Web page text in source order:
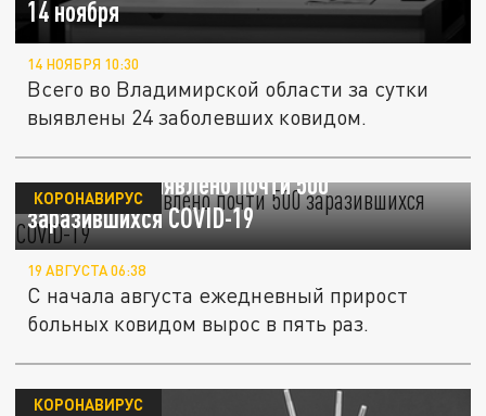
14 ноября
14 НОЯБРЯ 10:30
Всего во Владимирской области за сутки
выявлены 24 заболевших ковидом.
В Кузбассе выявлено почти 500
заразившихся COVID-19
КОРОНАВИРУС
19 АВГУСТА 06:38
С начала августа ежедневный прирост
больных ковидом вырос в пять раз.
КОРОНАВИРУС